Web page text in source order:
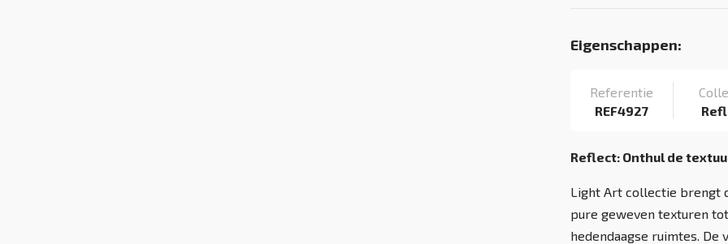
Eigenschappen:
Referentie
REF4927
Reflect: Onthul de
Light Art collectie brengt
pure geweven texturen
hedendaagse ruimtes.